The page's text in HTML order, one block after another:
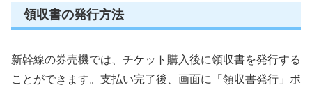
領収書の発行方法
新幹線の券売機では、チケット購入後に領収書を発行する
ことができます。支払い完了後、画面に「領収書発行」ボ